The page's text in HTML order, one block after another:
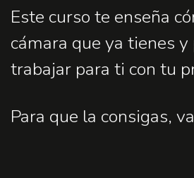
Este curso te enseña
cámara que ya tienes y
trabajar para ti con tu
Para que la consigas,